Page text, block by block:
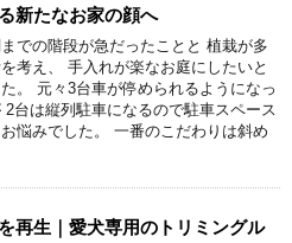
新たなお家の顔へ
での階段が急だったことと 植栽が多
考え、 手入れが楽なお庭にしたいと
。 元々3台車が停められるようになっ
2台は縦列駐車になるので駐車スペース
悩みでした。 一番のこだわりは斜め
再生｜愛犬専用のトリミングル